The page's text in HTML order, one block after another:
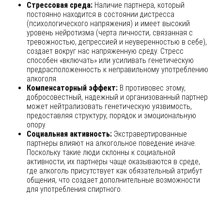
Стрессовая среда: Наличие партнера, который
постоянно находится в состоянии дистресса
(психологического напряжения) и имеет высокий
уровень нейротизма (черта личности, связанная с
тревожностью, депрессией и неуверенностью в себе),
создает вокруг нас напряженную среду. Стресс
способен «включать» или усиливать генетическую
предрасположенность к неправильному употреблению
алкоголя.
Компенсаторный эффект: В противовес этому,
добросовестный, надежный и организованный партнер
может нейтрализовать генетическую уязвимость,
предоставляя структуру, порядок и эмоциональную
опору.
Социальная активность: Экстравертированные
партнеры влияют на алкогольное поведение иначе.
Поскольку такие люди склонны к социальной
активности, их партнеры чаще оказываются в среде,
где алкоголь присутствует как обязательный атрибут
общения, что создает дополнительные возможности
для употребления спиртного.